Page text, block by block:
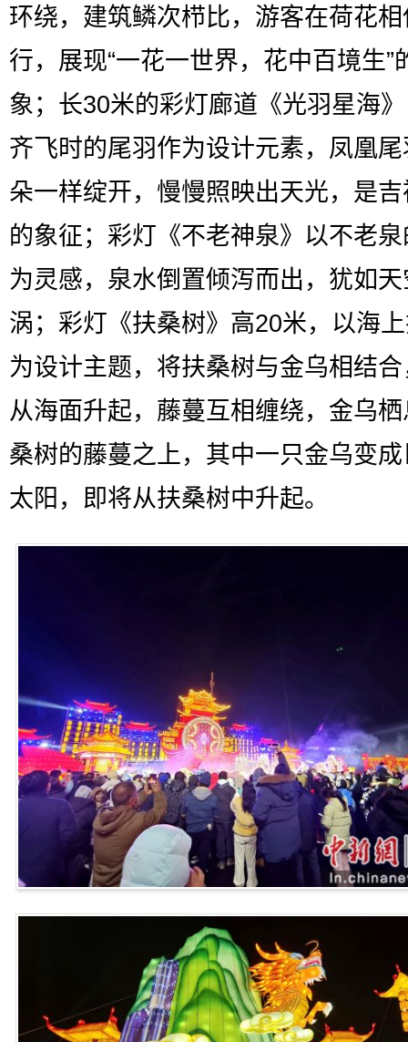
环绕，建筑鳞次栉比，游客在荷花
行，展现“一花一世界，花中百境生”
象；长30米的彩灯廊道《光羽星海
齐飞时的尾羽作为设计元素，凤凰
朵一样绽开，慢慢照映出天光，是
的象征；彩灯《不老神泉》以不老
为灵感，泉水倒置倾泻而出，犹如
涡；彩灯《扶桑树》高20米，以海
为设计主题，将扶桑树与金乌相结
从海面升起，藤蔓互相缠绕，金乌
桑树的藤蔓之上，其中一只金乌变
太阳，即将从扶桑树中升起。